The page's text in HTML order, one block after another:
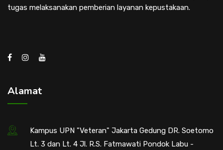
tugas melaksanakan pemberian layanan kepustakaan.
Alamat
Kampus UPN "Veteran" Jakarta Gedung DR. Soetomo
Lt. 3 dan Lt. 4 Jl. R.S. Fatmawati Pondok Labu -